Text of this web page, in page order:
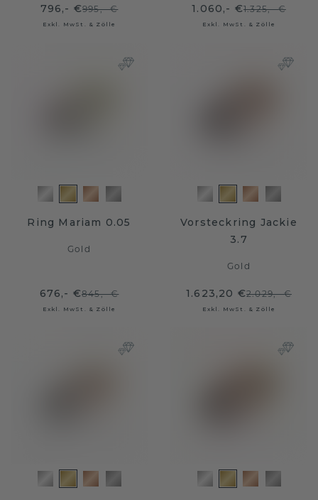
796,- €995,- €
Exkl. MwSt. & Zölle
1.060,- €1.325,- €
Exkl. MwSt. & Zölle
Ring Mariam 0.05
Gold
676,- €845,- €
Exkl. MwSt. & Zölle
Vorsteckring Jackie
3.7
Gold
1.623,20 €2.029,- €
Exkl. MwSt. & Zölle